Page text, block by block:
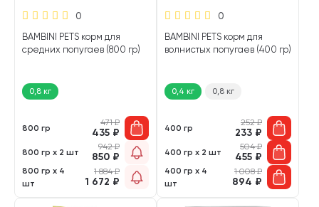
0
BAMBINI PETS корм для
средних попугаев (800 гр)
0,8 кг
800 гр
471₽
435 ₽
800 гр х 2 шт
942₽
850 ₽
800 гр х 4
шт
1 884₽
1 672 ₽
0
BAMBINI PETS корм для
волнистых попугаев (400 гр)
0,4 кг 0,8 кг
400 гр
252₽
233 ₽
400 гр х 2 шт
504₽
455 ₽
400 гр х 4
шт
1 008₽
894 ₽